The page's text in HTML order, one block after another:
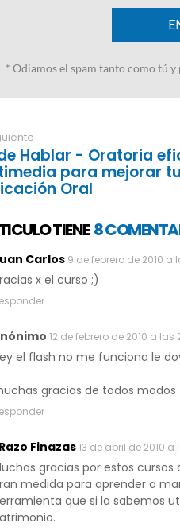
Hablar - Oratoria
para mejorar
Oral
TIENE 8
Carlos 9 de febrero de 2010 a
x el curso ;)
12 de febrero de 2010 a las
el flash no me funciona le
gracias de todos modos
Finazas13 de abril de 2010 a
gracias por estos
medida para aprender a
que si la sabemos